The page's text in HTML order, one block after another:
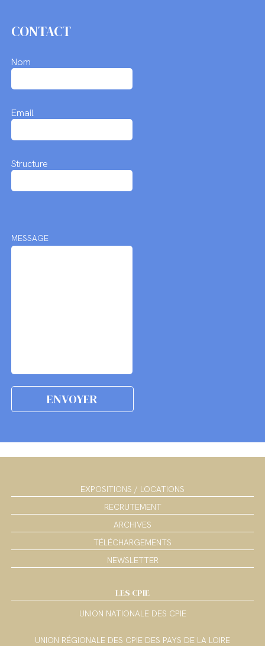
CONTACT
Nom
Email
Structure
MESSAGE
EXPOSITIONS / LOCATIONS
RECRUTEMENT
ARCHIVES
TÉLÉCHARGEMENTS
NEWSLETTER
LES CPIE
UNION NATIONALE DES CPIE
UNION RÉGIONALE DES CPIE DES PAYS DE LA LOIRE